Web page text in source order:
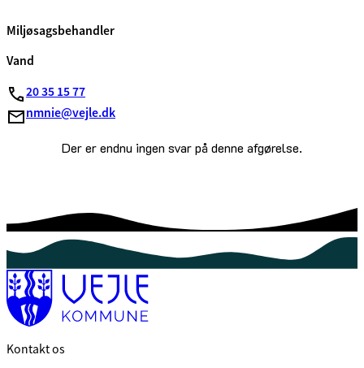
Miljøsagsbehandler
Vand
20 35 15 77
nmnie@vejle.dk
Der er endnu ingen svar på denne afgørelse.
Kontakt os